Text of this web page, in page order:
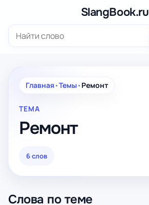
содержимому
SlangBook.ru
Поиск:
Главная•Темы• Ремонт
ТЕМА
Ремонт
6 слов
Слова по теме